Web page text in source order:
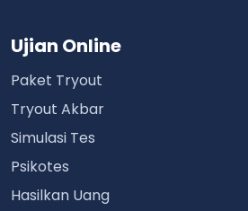
Ujian Online
Paket Tryout
Tryout Akbar
Simulasi Tes
Psikotes
Hasilkan Uang